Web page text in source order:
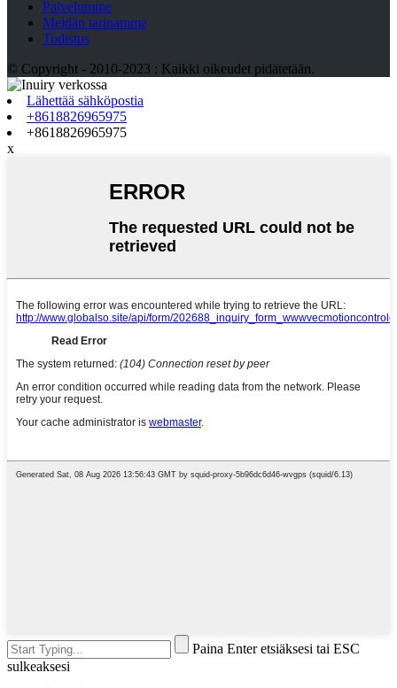
Palvelumme
Meidän tarinamme
Todistus
© Copyright - 2010-2023 : Kaikki oikeudet pidätetään.
Lähettää sähköpostia
+8618826965975
+8618826965975
x
Paina Enter etsiäksesi tai ESC
sulkeaksesi